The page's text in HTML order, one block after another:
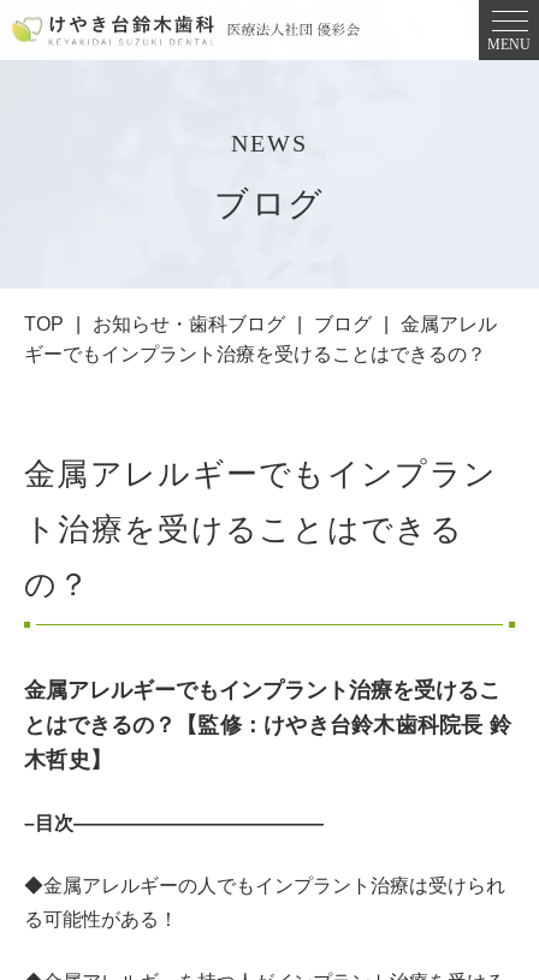
MENU
NEWS
ブログ
TOP お知らせ・歯科ブログ ブログ
金属アレル
ギーでもインプラント治療を受けることはできるの？
金属アレルギーでもインプラン
ト治療を受けることはできる
の？
金属アレルギーでもインプラント治療を受けるこ
とはできるの？
【監修：けやき台鈴木歯科院長 鈴
木哲史】
–目次—————————————
◆金属アレルギーの人でもインプラント治療は受けられ
る可能性がある！